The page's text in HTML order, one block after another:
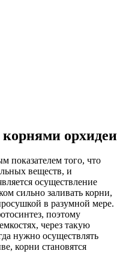
корнями орхидеи
показателем того, что
веществ, и
осуществление
сильно заливать корни,
в разумной мере.
поэтому
через такую
нужно осуществлять
корни становятся